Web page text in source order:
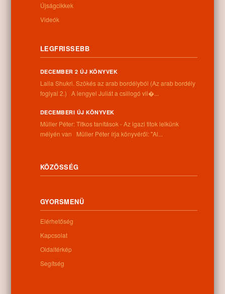
Információk
Telefon:
+36 52 206 031
Nyitva tartás:
Szerda: 9:00-12:00 13:00-16:30
Csütörtök: 9:00-12:00 13:00-16:30
Vasárnap: zárva
Hírlevél
Újságcikkek
Videók
LEGFRISSEBB
DECEMBER 2 ÚJ KÖNYVEK
Laila Shukri. Szökés ​az arab bordélyból (Az arab bordély
foglyai 2.) A lengyel Juliát a csillogó vil�...
DECEMBERI ÚJ KÖNYVEK
Müller Péter: Titkos tanítások - Az igazi titok lelkünk
mélyén van Müller Péter írja könyvéről: "Al...
KÖZÖSSÉG
GYORSMENÜ
Elérhetőség
Kapcsolat
Oldaltérkép
Segítség